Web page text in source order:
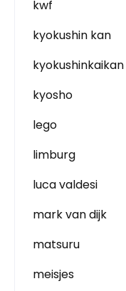
kwf
kyokushin kan
kyokushinkaikan
kyosho
lego
limburg
luca valdesi
mark van dijk
matsuru
meisjes